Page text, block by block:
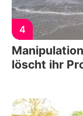
4
löscht ihr